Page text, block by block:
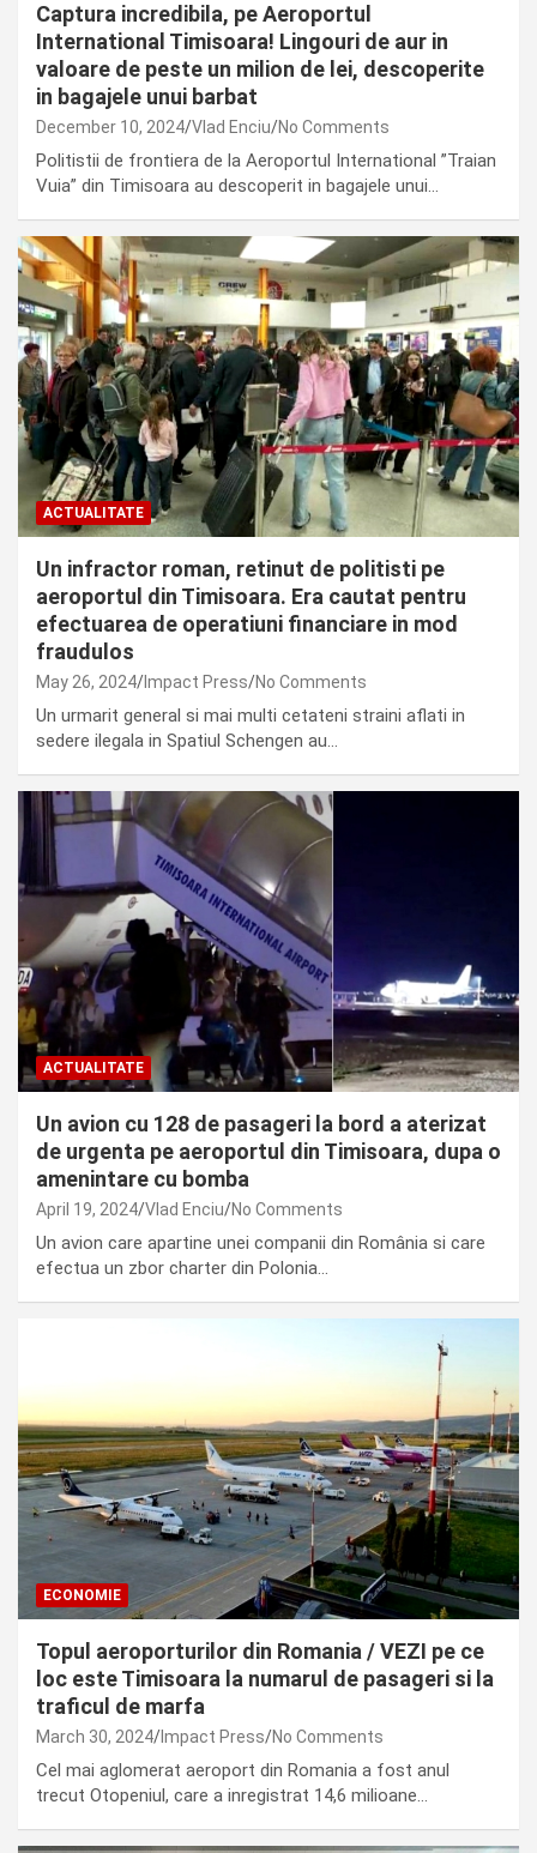
Captura incredibila, pe Aeroportul
International Timisoara! Lingouri de aur in
valoare de peste un milion de lei, descoperite
in bagajele unui barbat
December 10, 2024 Vlad Enciu No Comments
Politistii de frontiera de la Aeroportul International ”Traian
Vuia” din Timisoara au descoperit in bagajele unui…
ACTUALITATE
Un infractor roman, retinut de politisti pe
aeroportul din Timisoara. Era cautat pentru
efectuarea de operatiuni financiare in mod
fraudulos
May 26, 2024 Impact Press No Comments
Un urmarit general si mai multi cetateni straini aflati in
sedere ilegala in Spatiul Schengen au…
ACTUALITATE
Un avion cu 128 de pasageri la bord a aterizat
de urgenta pe aeroportul din Timisoara, dupa o
amenintare cu bomba
April 19, 2024 Vlad Enciu No Comments
Un avion care apartine unei companii din România si care
efectua un zbor charter din Polonia…
ECONOMIE
Topul aeroporturilor din Romania / VEZI pe ce
loc este Timisoara la numarul de pasageri si la
traficul de marfa
March 30, 2024 Impact Press No Comments
Cel mai aglomerat aeroport din Romania a fost anul
trecut Otopeniul, care a inregistrat 14,6 milioane…